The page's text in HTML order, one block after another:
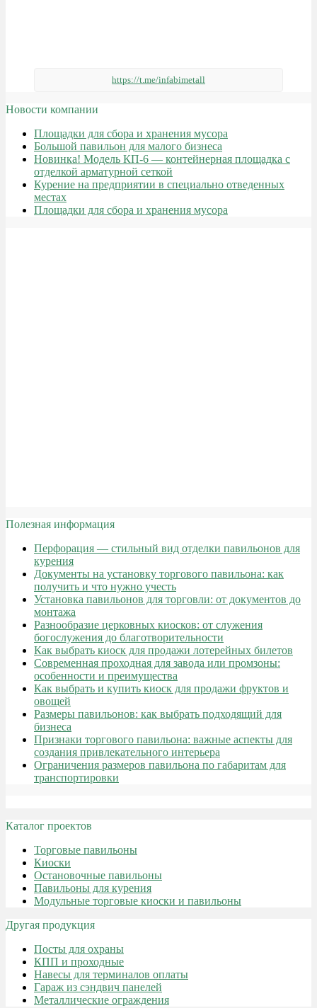
https://t.me/infabimetall
Новости компании
Площадки для сбора и хранения мусора
Большой павильон для малого бизнеса
Новинка! Модель КП-6 — контейнерная площадка с
отделкой арматурной сеткой
Курение на предприятии в специально отведенных
местах
Площадки для сбора и хранения мусора
Полезная информация
Перфорация — стильный вид отделки павильонов для
курения
Документы на установку торгового павильона: как
получить и что нужно учесть
Установка павильонов для торговли: от документов до
монтажа
Разнообразие церковных киосков: от служения
богослужения до благотворительности
Как выбрать киоск для продажи лотерейных билетов
Современная проходная для завода или промзоны:
особенности и преимущества
Как выбрать и купить киоск для продажи фруктов и
овощей
Размеры павильонов: как выбрать подходящий для
бизнеса
Признаки торгового павильона: важные аспекты для
создания привлекательного интерьера
Ограничения размеров павильона по габаритам для
транспортировки
Каталог проектов
Торговые павильоны
Киоски
Остановочные павильоны
Павильоны для курения
Модульные торговые киоски и павильоны
Другая продукция
Посты для охраны
КПП и проходные
Навесы для терминалов оплаты
Гараж из сэндвич панелей
Металлические ограждения